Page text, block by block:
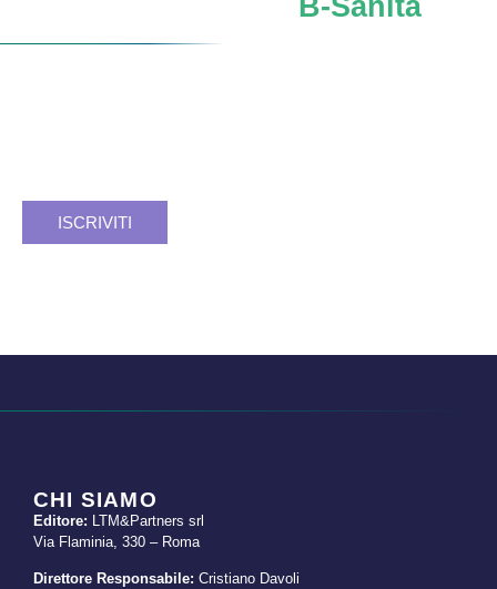
ISCRIVITI
CHI SIAMO
Editore: LTM&Partners srl
Via Flaminia, 330 – Roma
Direttore Responsabile: Cristiano Davoli